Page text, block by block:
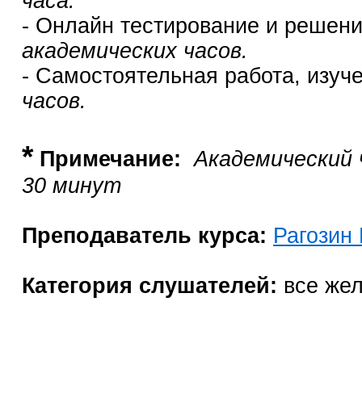
- Онлайн тестирование и
академических часов.
- Самостоятельная работа,
часов.
*Примечание: Академический
30 минут
Преподаватель курса:
Категория слушателей: все